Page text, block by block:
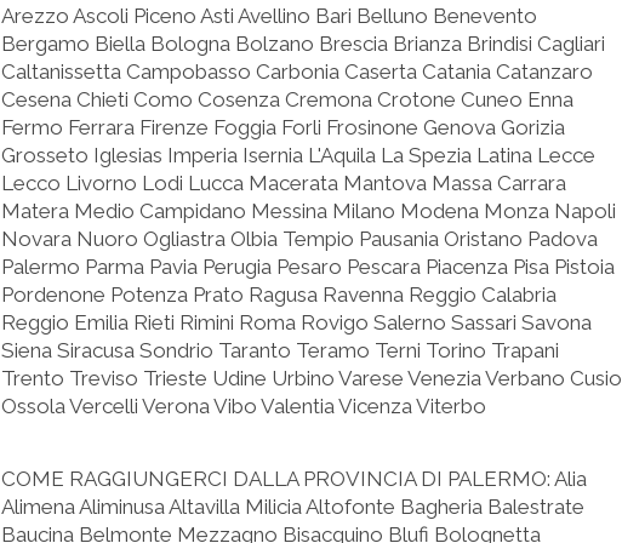
Arezzo Ascoli Piceno Asti Avellino Bari Belluno Benevento
Bergamo Biella Bologna Bolzano Brescia Brianza Brindisi Cagliari
Caltanissetta Campobasso Carbonia Caserta Catania Catanzaro
Cesena Chieti Como Cosenza Cremona Crotone Cuneo Enna
Fermo Ferrara Firenze Foggia Forli Frosinone Genova Gorizia
Grosseto Iglesias Imperia Isernia L'Aquila La Spezia Latina Lecce
Lecco Livorno Lodi Lucca Macerata Mantova Massa Carrara
Matera Medio Campidano Messina Milano Modena Monza Napoli
Novara Nuoro Ogliastra Olbia Tempio Pausania Oristano Padova
Palermo Parma Pavia Perugia Pesaro Pescara Piacenza Pisa Pistoia
Pordenone Potenza Prato Ragusa Ravenna Reggio Calabria
Reggio Emilia Rieti Rimini Roma Rovigo Salerno Sassari Savona
Siena Siracusa Sondrio Taranto Teramo Terni Torino Trapani
Trento Treviso Trieste Udine Urbino Varese Venezia Verbano Cusio
Ossola Vercelli Verona Vibo Valentia Vicenza Viterbo
COME RAGGIUNGERCI DALLA PROVINCIA DI PALERMO: Alia
Alimena Aliminusa Altavilla Milicia Altofonte Bagheria Balestrate
Baucina Belmonte Mezzagno Bisacquino Blufi Bolognetta